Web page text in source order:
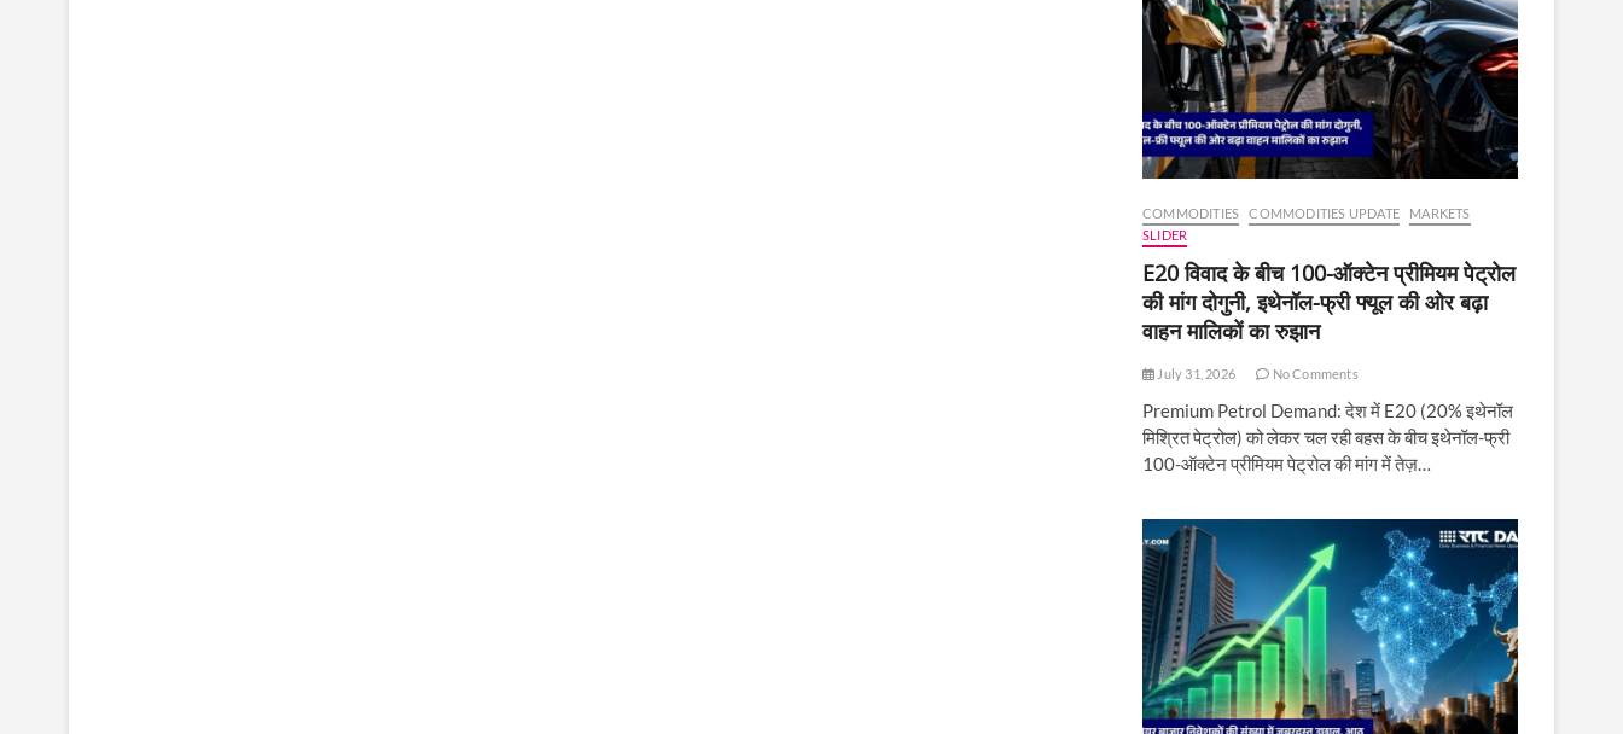
COMMODITIES COMMODITIES UPDATE
MARKETS
SLIDER
E20 विवाद के बीच 100-ऑक्टेन प्रीमियम पेट्रोल
की मांग दोगुनी, इथेनॉल-फ्री फ्यूल की ओर बढ़ा
वाहन मालिकों का रुझान
July 31, 2026 No Comments
Premium Petrol Demand: देश में E20 (20% इथेनॉल
मिश्रित पेट्रोल) को लेकर चल रही बहस के बीच इथेनॉल-फ्री
100-ऑक्टेन प्रीमियम पेट्रोल की मांग में तेज़…